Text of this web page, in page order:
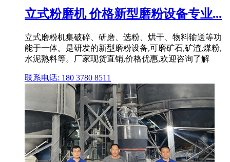
立式粉磨机 价格新型磨粉设备专业...
立式磨粉机集破碎、研磨、选粉、烘干、物料输送等功
能于一体。是研发的新型磨粉设备,可磨矿石,矿渣,煤粉,
水泥熟料等。厂家现货直销,价格优惠,欢迎咨询了解
联系电话: 180 3780 8511